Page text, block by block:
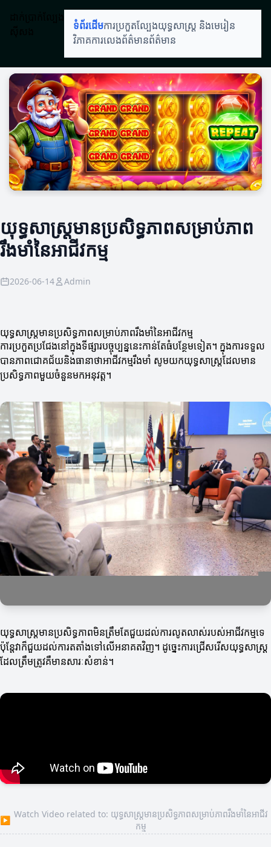
ទំព័រដើមការប្រកួតល្បែងយុទ្ធសាស្ត្រ និងមេរៀន
វិភាគការលេងព័ត៌មានព័ត៌មាន
យុទ្ធសាស្ត្រមានប្រសិទ្ធភាពសម្រាប់ភាព
រឹងមាំនៃអាជីវកម្ម
2026-06-14 Admin
យុទ្ធសាស្ត្រមានប្រសិទ្ធភាពសម្រាប់ភាពរឹងមាំនៃអាជីវកម្ម
ការប្រកួតប្រជែងនៅក្នុងទីផ្សារបច្ចុប្បន្ននេះកាន់តែធំបន្ថែមទៀត។ ក្នុងការទទួល
បានភាពជោគជ័យនិងធានាថាអាជីវកម្មរឹងមាំ សូមយកយុទ្ធសាស្ត្រដែលមាន
ប្រសិទ្ធភាពមួយចំនួនមកអនុវត្ត។
យុទ្ធសាស្ត្រមានប្រសិទ្ធភាពមិនត្រឹមតែជួយដល់ការលូតលាស់របស់អាជីវកម្មទេ
ប៉ុន្តែវាក៏ជួយដល់ការតតាំងទៅលើអនាគតវិញ។ ដូច្នេះការជ្រើសរើសយុទ្ធសាស្ត្រ
ដែលត្រឹមត្រូវគឺមានសារៈសំខាន់។
▶
Watch Video related to: យុទ្ធសាស្ត្រមានប្រសិទ្ធភាពសម្រាប់ភាពរឹងមាំនៃអាជីវ
កម្ម